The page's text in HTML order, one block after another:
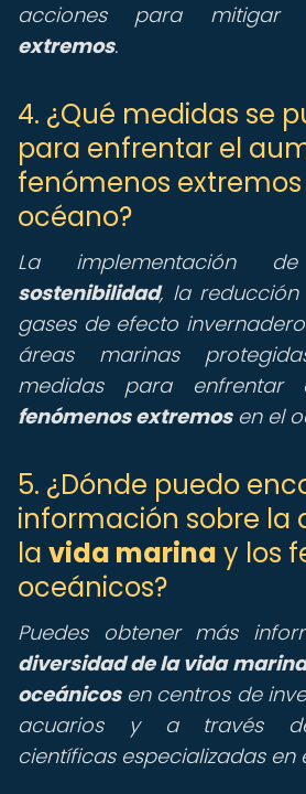
acciones para
extremos.
4. ¿Qué medidas se
para enfrentar el
fenómenos extremos
océano?
La implementación
sostenibilidad, la
gases de efecto
áreas marinas
medidas para
fenómenos extremosen el
5. ¿Dónde puedo
información sobre la
la vida marina y los
oceánicos?
Puedes obtener más
diversidad de la vida marina
oceánicosen centros de
acuarios y a través de
científicas especializadas en